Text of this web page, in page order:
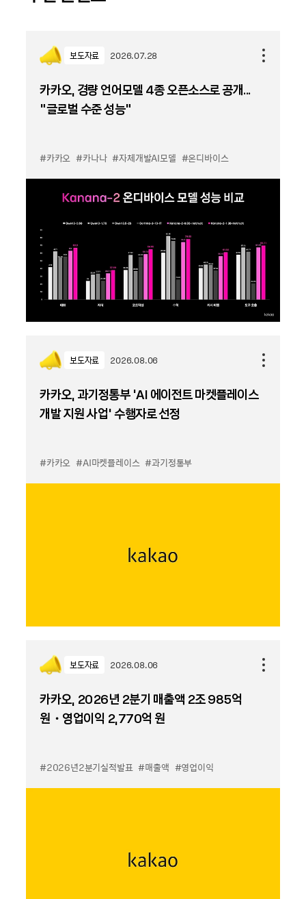
보도자료 2026.07.28
카카오, 경량 언어모델 4종 오픈소스로 공개...
“글로벌 수준 성능”
#카카오 #카나나 #자체개발AI모델 #온디바이스
보도자료 2026.08.06
카카오, 과기정통부 ‘AI 에이전트 마켓플레이스
개발 지원 사업’ 수행자로 선정
#카카오 #AI마켓플레이스 #과기정통부
보도자료 2026.08.06
카카오, 2026년 2분기 매출액 2조 985억
원・영업이익 2,770억 원
#2026년2분기실적발표 #매출액 #영업이익